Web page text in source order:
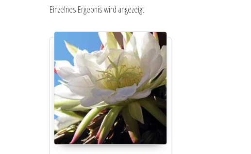
Einzelnes Ergebnis wird angezeigt